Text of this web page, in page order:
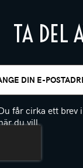
TA DEL
får cirka ett brev
du vill.